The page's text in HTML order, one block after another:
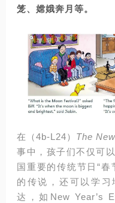
笼、 嫦娥奔月等。
在（4b-L24） The
事中，孩子们不仅可
国重要的传统节日“春
的传说，还可以学习
达，如 New Year’s